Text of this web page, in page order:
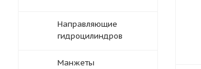
Направляющие
гидроцилиндров
Манжеты